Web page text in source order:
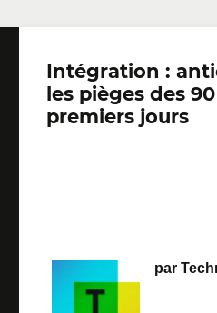
Intégration :
les pièges des 90
premiers jours
par